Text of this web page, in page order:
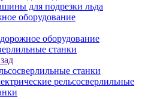
для подрезки льда
оборудование
оборудование
станки
станки
рельсосверлильные